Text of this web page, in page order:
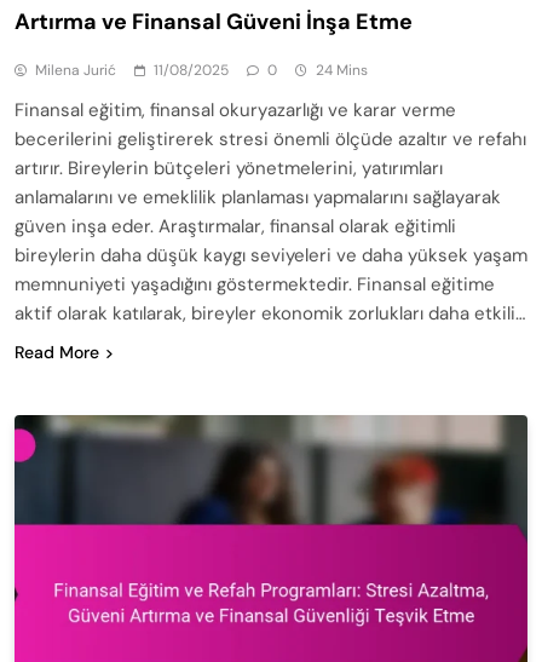
Artırma ve Finansal Güveni İnşa Etme
Milena Jurić 11/08/2025 0 24 Mins
Finansal eğitim, finansal okuryazarlığı ve karar verme
becerilerini geliştirerek stresi önemli ölçüde azaltır ve refahı
artırır. Bireylerin bütçeleri yönetmelerini, yatırımları
anlamalarını ve emeklilik planlaması yapmalarını sağlayarak
güven inşa eder. Araştırmalar, finansal olarak eğitimli
bireylerin daha düşük kaygı seviyeleri ve daha yüksek yaşam
memnuniyeti yaşadığını göstermektedir. Finansal eğitime
aktif olarak katılarak, bireyler ekonomik zorlukları daha etkili…
Read More